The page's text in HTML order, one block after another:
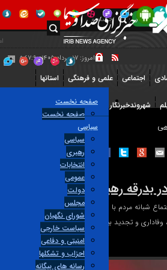
۱۷
علمی و فرهنگی استانها
رویداد منوی سرویسهاصفحه نخست
صفحه نخست
سیاسی
رهبری
انتخابات
عمومی
دولت
مجلس
شورای نگهبان
سیاست خارجی
امنیتی و دفاعی
احزاب و تشکلها
رسانه های بیگانه
امروز: ۱۷ مرداد ۱۴۰۵ -
رهبر شهید
مردم با روایت حضور خود در آیین بدرقه
و تجدید بیعت با آرمان های او گفتند.